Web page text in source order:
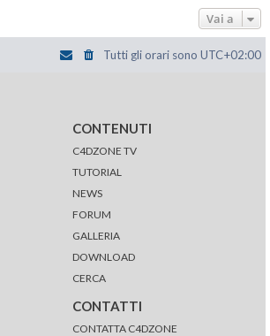
Vai a
Tutti gli orari sono UTC+02:00
CONTENUTI
C4DZONE TV
TUTORIAL
NEWS
FORUM
GALLERIA
DOWNLOAD
CERCA
CONTATTI
CONTATTA C4DZONE